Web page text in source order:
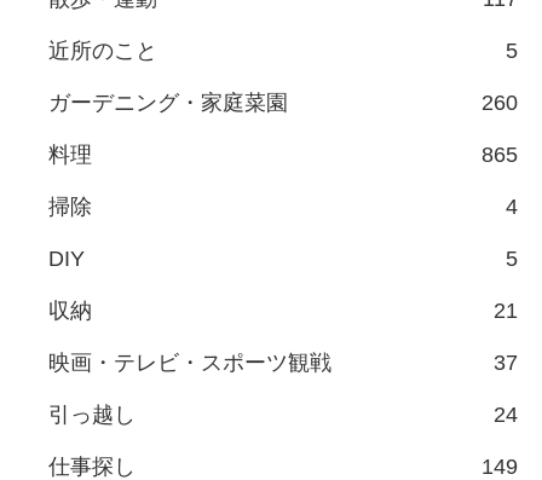
近所のこと 5
ガーデニング・家庭菜園 260
料理 865
掃除 4
DIY 5
収納 21
映画・テレビ・スポーツ観戦 37
引っ越し 24
仕事探し 149